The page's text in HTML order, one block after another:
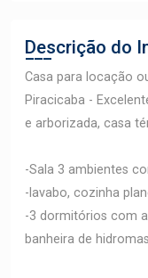
Descrição do
Casa para locação
Piracicaba -
e arborizada, casa
-Sala 3 ambientes
-lavabo, cozinha
-3 dormitórios com
banheira de